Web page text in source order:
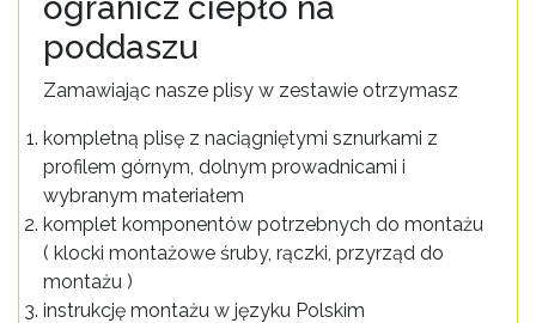
poddaszu
Zamawiając nasze plisy w zestawie otrzymasz
kompletną plisę z naciągniętymi sznurkami z
profilem górnym, dolnym prowadnicami i
wybranym materiałem
komplet komponentów potrzebnych do montażu
( klocki montażowe śruby, rączki, przyrząd do
montażu )
instrukcję montażu w języku Polskim